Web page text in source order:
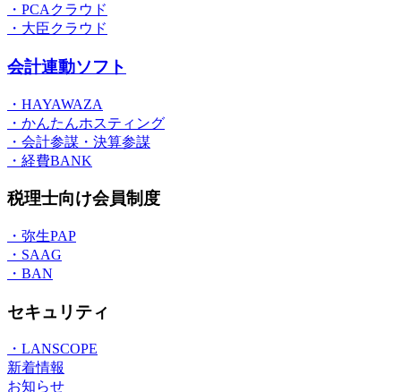
・PCAクラウド
・大臣クラウド
会計連動ソフト
・HAYAWAZA
・かんたんホスティング
・会計参謀・決算参謀
・経費BANK
税理士向け会員制度
・弥生PAP
・SAAG
・BAN
セキュリティ
・LANSCOPE
新着情報
お知らせ